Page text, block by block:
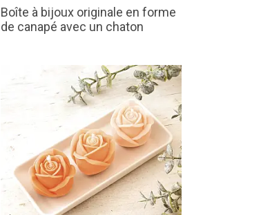
Boîte à bijoux originale en forme
de canapé avec un chaton